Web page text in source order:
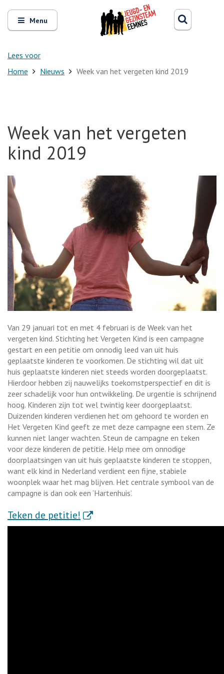
Open
en
sluit
Menu
Lees voor
Zoeken
Home Nieuws Week van het vergeten kind 2019
Week van het vergeten
kind 2019
Van 29 januari tot en met 4 februari is de Week van het
vergeten kind. Stichting het Vergeten Kind is een campagne
gestart en een petitie om onnodig leed van uit huis
geplaatste kinderen te voorkomen. De stichting wil dat uit
huis geplaatste kinderen niet steeds worden doorgeplaatst.
Hierdoor hebben zij nauwelijks toekomstperspectief en dit is
zeer schadelijk voor hun ontwikkeling. De urgentie is schrijnend
hoog. Kinderen zijn tot wel twintig keer doorgeplaatst.
Duizenden kinderen verdienen het om gehoord te worden en
Het Vergeten Kind geeft ze met deze campagne een stem. Ze
kunnen niet langer wachten. Steun de campagne en teken
voor deze kinderen de petitie. Help mee om onnodige
doorplaatsingen van uit huis geplaatste kinderen te stoppen,
want elk kind in Nederland verdient een fijne, stabiele
woonplek waar het mag blijven. Het centrale symbool van de
campagne is dan ook een ‘Hartenhuis’.
Teken de petitie! . Externe link